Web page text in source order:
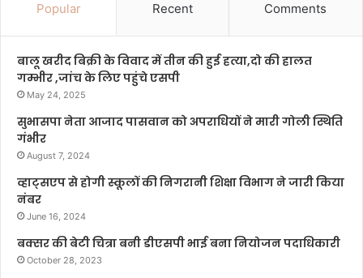
Popular Recent Comments
बालू खरीद बिक्री के विवाद में तीन की हुई हत्या,दो की हालत
गम्भीर ,जांच के लिए पहुंचे एसपी
May 24, 2025
सुभासपा नेता आजाद पासवान को अपराधियों ने मारी गोली स्थिति
गंभीर
August 7, 2024
व्हाट्सएप से होगी स्कूलों की निगरानी शिक्षा विभाग ने जारी किया
नंबर
June 16, 2024
बक्सर की बेटी चित्रा बनी डीएसपी भाई बना नियोजन पदाधिकारी
October 28, 2023